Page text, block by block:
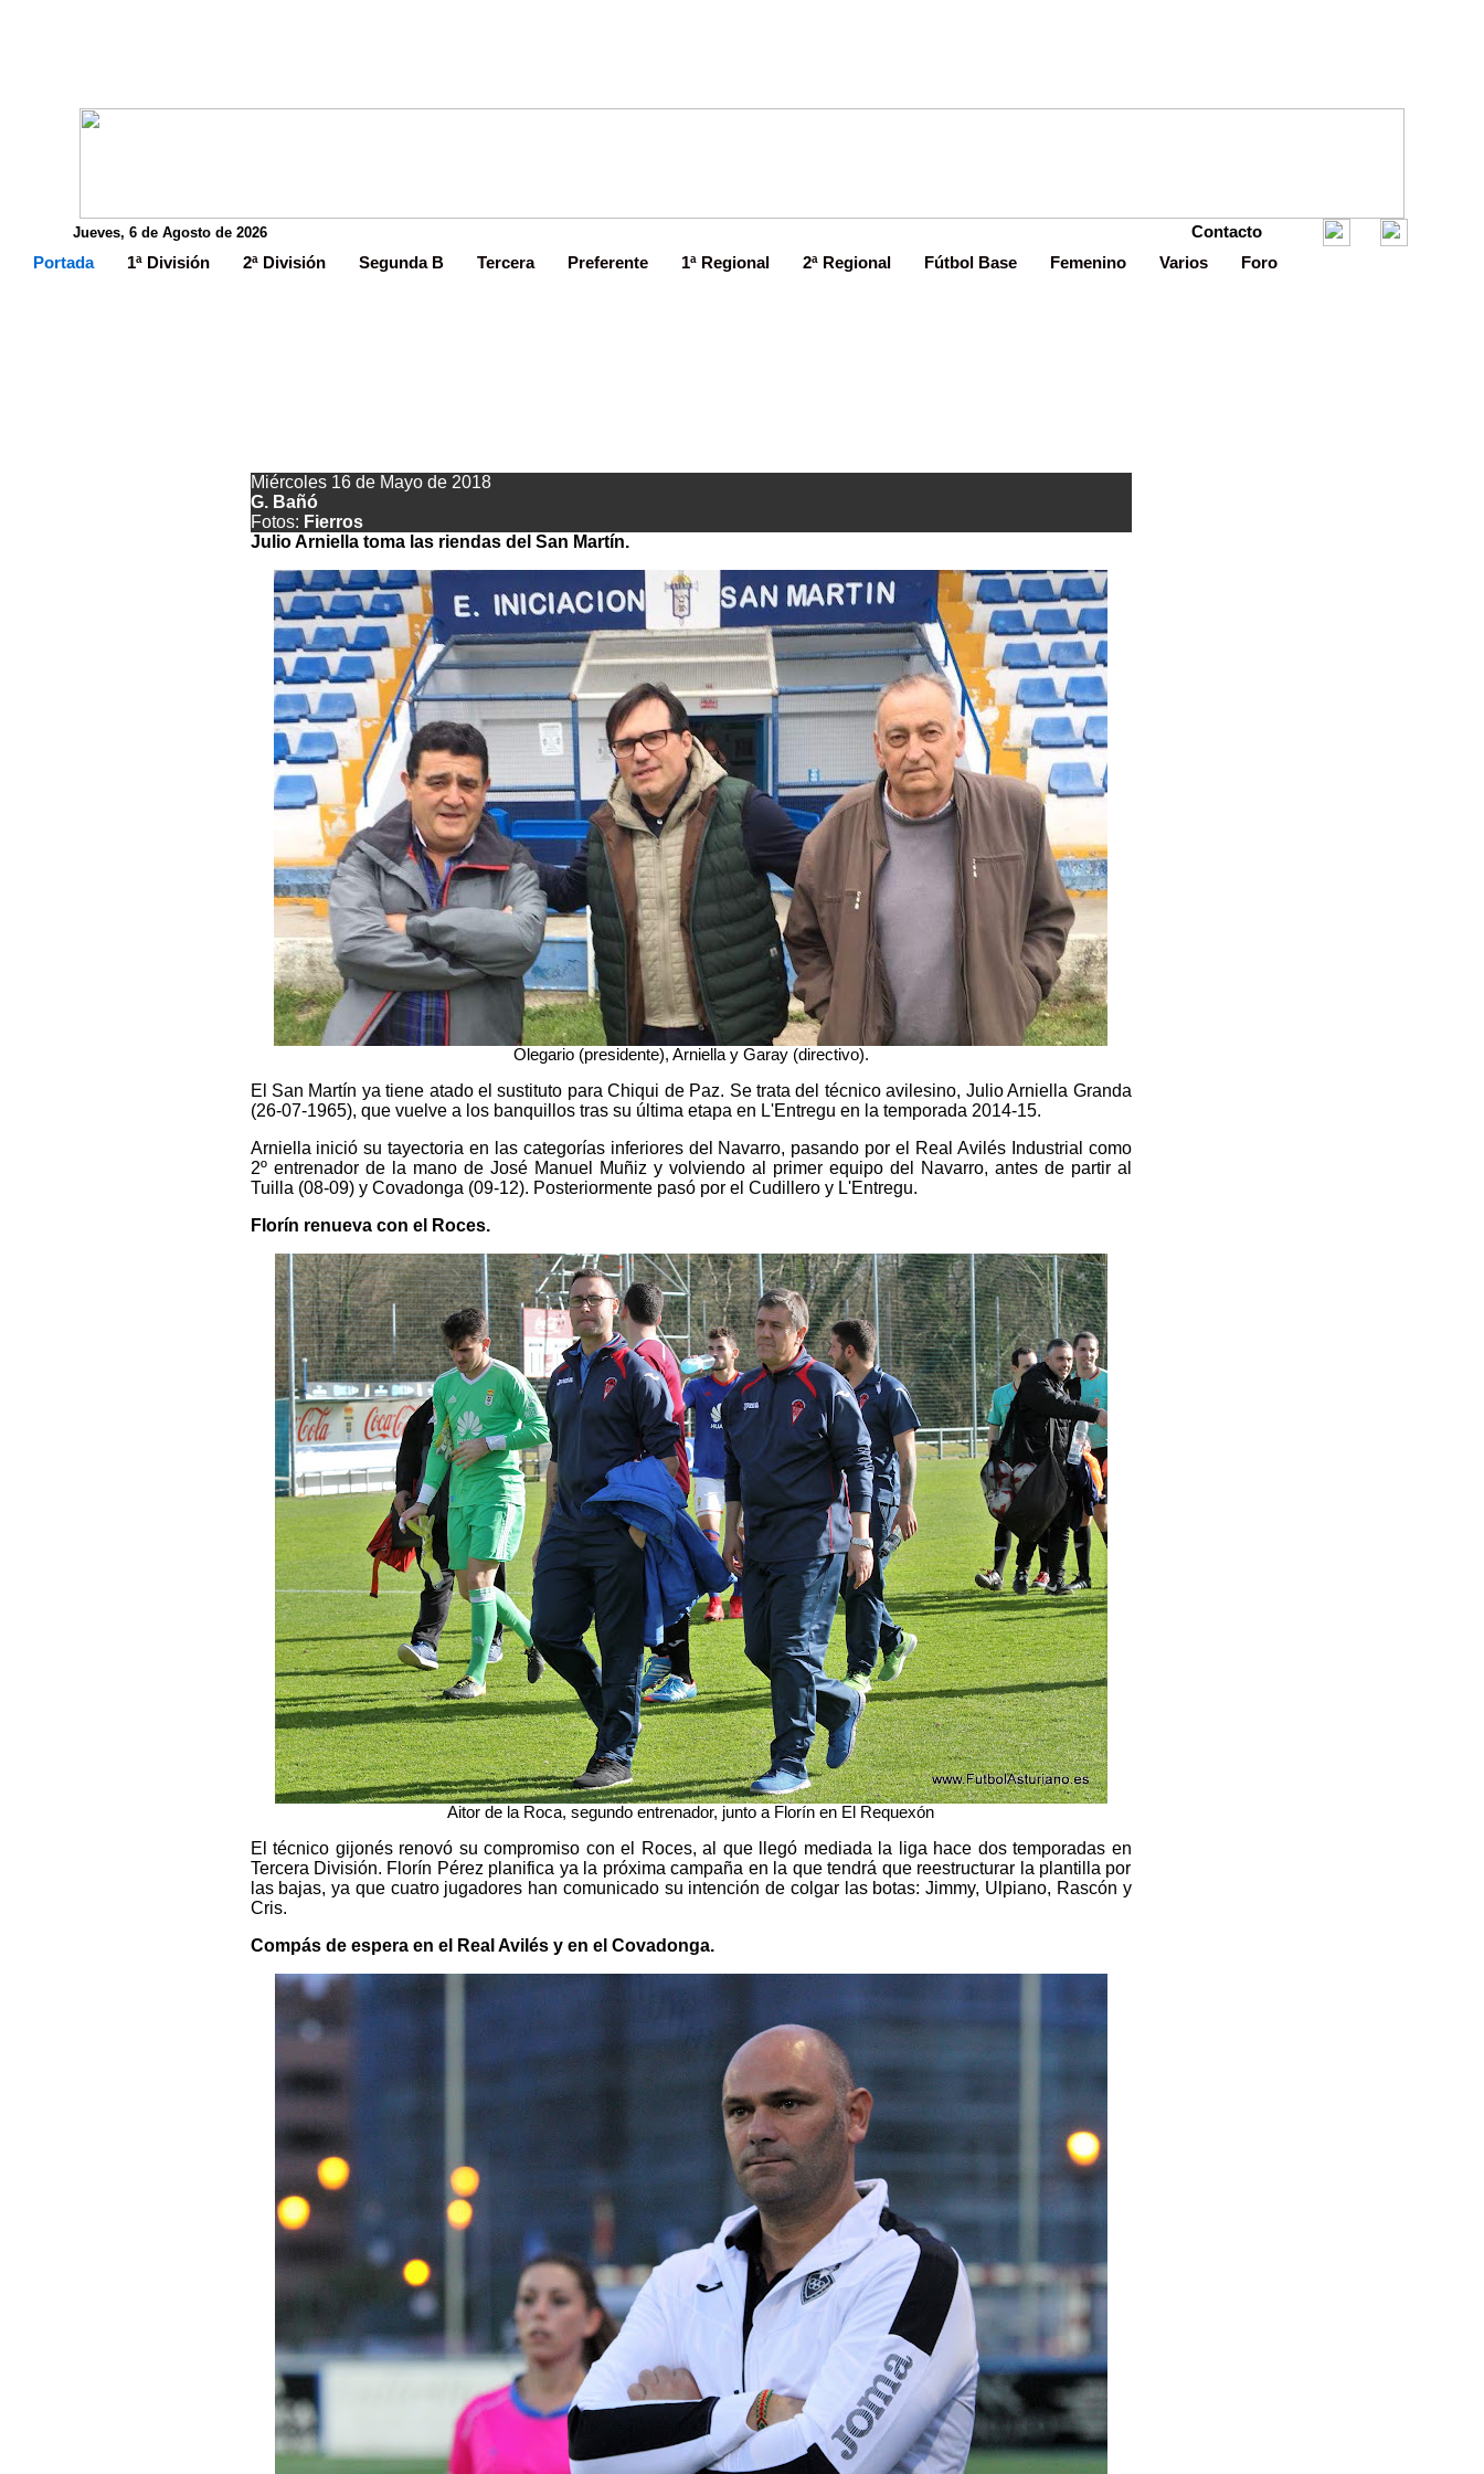
Jueves, 6 de Agosto de 2026 Contacto
Portada 1ª División 2ª División Segunda B Tercera Preferente 1ª Regional 2ª Regional Fútbol Base Femenino Varios Foro
Miércoles 16 de Mayo de 2018
G. Bañó
Fotos: Fierros
Julio Arniella toma las riendas del San Martín.
Olegario (presidente), Arniella y Garay (directivo).
El San Martín ya tiene atado el sustituto para Chiqui de Paz. Se trata del técnico avilesino, Julio Arniella Granda
(26-07-1965), que vuelve a los banquillos tras su última etapa en L'Entregu en la temporada 2014-15.
Arniella inició su tayectoria en las categorías inferiores del Navarro, pasando por el Real Avilés Industrial como
2º entrenador de la mano de José Manuel Muñiz y volviendo al primer equipo del Navarro, antes de partir al
Tuilla (08-09) y Covadonga (09-12). Posteriormente pasó por el Cudillero y L'Entregu.
Florín renueva con el Roces.
Aitor de la Roca, segundo entrenador, junto a Florín en El Requexón
El técnico gijonés renovó su compromiso con el Roces, al que llegó mediada la liga hace dos temporadas en
Tercera División. Florín Pérez planifica ya la próxima campaña en la que tendrá que reestructurar la plantilla por
las bajas, ya que cuatro jugadores han comunicado su intención de colgar las botas: Jimmy, Ulpiano, Rascón y
Cris.
Compás de espera en el Real Avilés y en el Covadonga.